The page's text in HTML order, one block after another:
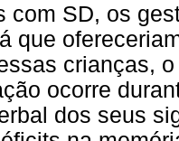
com SD, os
que
crianças,
ocorre
dos seus